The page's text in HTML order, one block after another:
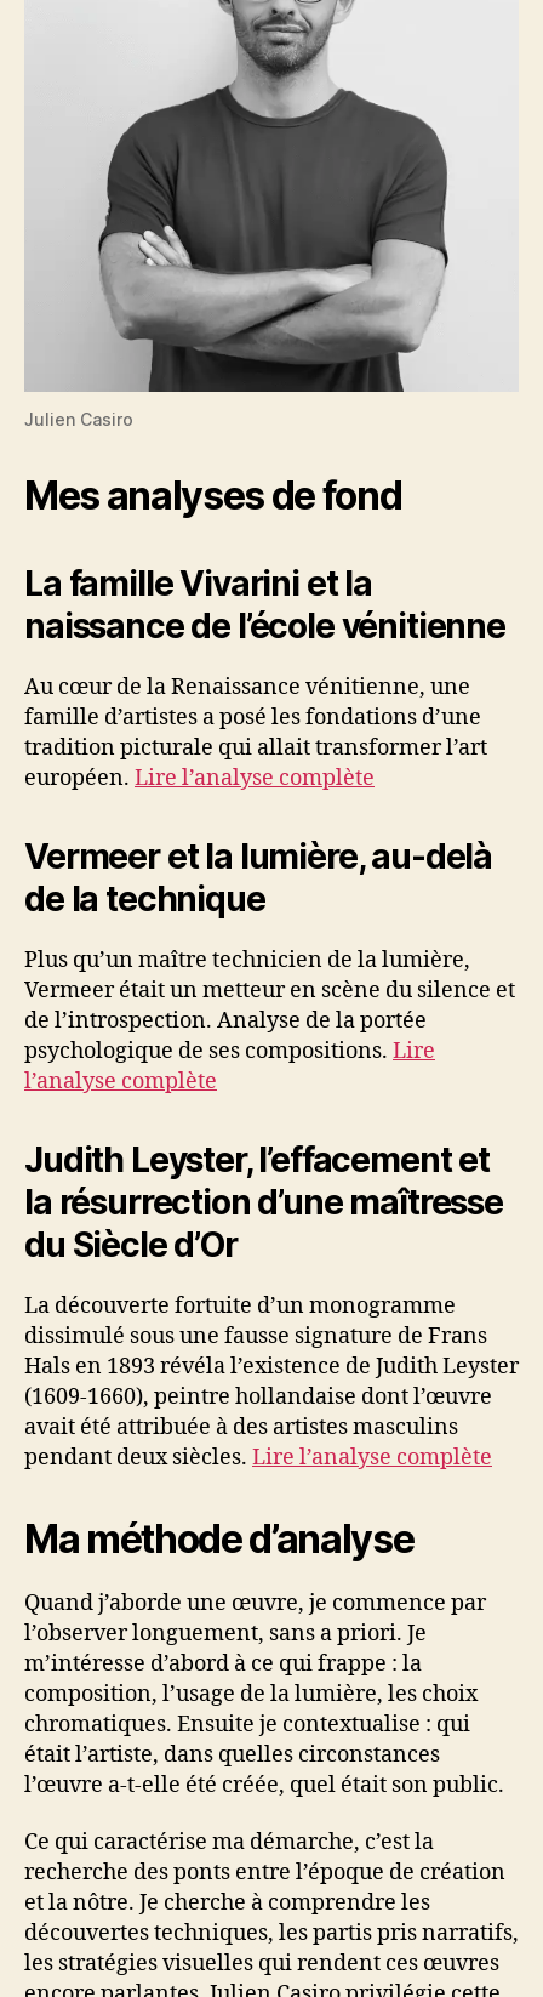
Julien Casiro
Mes analyses de fond
La famille Vivarini et la
naissance de l’école vénitienne
Au cœur de la Renaissance vénitienne, une
famille d’artistes a posé les fondations d’une
tradition picturale qui allait transformer l’art
européen. Lire l’analyse complète
Vermeer et la lumière, au-delà
de la technique
Plus qu’un maître technicien de la lumière,
Vermeer était un metteur en scène du silence et
de l’introspection. Analyse de la portée
psychologique de ses compositions. Lire
l’analyse complète
Judith Leyster, l’effacement et
la résurrection d’une maîtresse
du Siècle d’Or
La découverte fortuite d’un monogramme
dissimulé sous une fausse signature de Frans
Hals en 1893 révéla l’existence de Judith Leyster
(1609-1660), peintre hollandaise dont l’œuvre
avait été attribuée à des artistes masculins
pendant deux siècles. Lire l’analyse complète
Ma méthode d’analyse
Quand j’aborde une œuvre, je commence par
l’observer longuement, sans a priori. Je
m’intéresse d’abord à ce qui frappe : la
composition, l’usage de la lumière, les choix
chromatiques. Ensuite je contextualise : qui
était l’artiste, dans quelles circonstances
l’œuvre a-t-elle été créée, quel était son public.
Ce qui caractérise ma démarche, c’est la
recherche des ponts entre l’époque de création
et la nôtre. Je cherche à comprendre les
découvertes techniques, les partis pris narratifs,
les stratégies visuelles qui rendent ces œuvres